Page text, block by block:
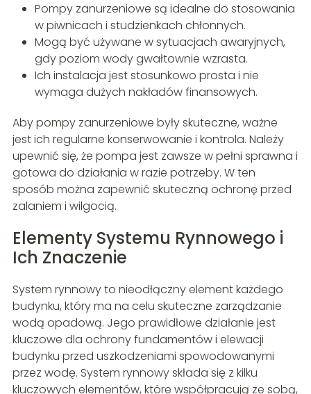
Pompy zanurzeniowe są idealne do stosowania
w piwnicach i studzienkach chłonnych.
Mogą być używane w sytuacjach awaryjnych,
gdy poziom wody gwałtownie wzrasta.
Ich instalacja jest stosunkowo prosta i nie
wymaga dużych nakładów finansowych.
Aby pompy zanurzeniowe były skuteczne, ważne
jest ich regularne konserwowanie i kontrola. Należy
upewnić się, że pompa jest zawsze w pełni sprawna i
gotowa do działania w razie potrzeby. W ten
sposób można zapewnić skuteczną ochronę przed
zalaniem i wilgocią.
Elementy Systemu Rynnowego i
Ich Znaczenie
System rynnowy to nieodłączny element każdego
budynku, który ma na celu skuteczne zarządzanie
wodą opadową. Jego prawidłowe działanie jest
kluczowe dla ochrony fundamentów i elewacji
budynku przed uszkodzeniami spowodowanymi
przez wodę. System rynnowy składa się z kilku
kluczowych elementów, które współpracują ze sobą,